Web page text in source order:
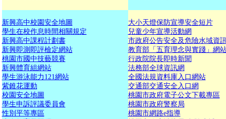
新興高中校園安全地圖
學生在校作息時間相關規定
新興高中課程計劃書
新興即測即評檢定網站
桃園市國中技藝競賽
新興體育組網站
學生游泳能力121網站
紫錐花運動
校園安全地圖
學生申訴評議委員會
性別平等專區
大小天燈保防宣導安全短片
兒童少年宣導活動網
市政府公告安全及危險水域資
教育部「五育理念與實踐」網
行政院院長即時新聞
法務部全球資訊網
全國法規資料庫入口網站
交通部交通安全入口網
桃園市政府電子公文下載專區
桃園市政府警察局
桃園市網路e指導